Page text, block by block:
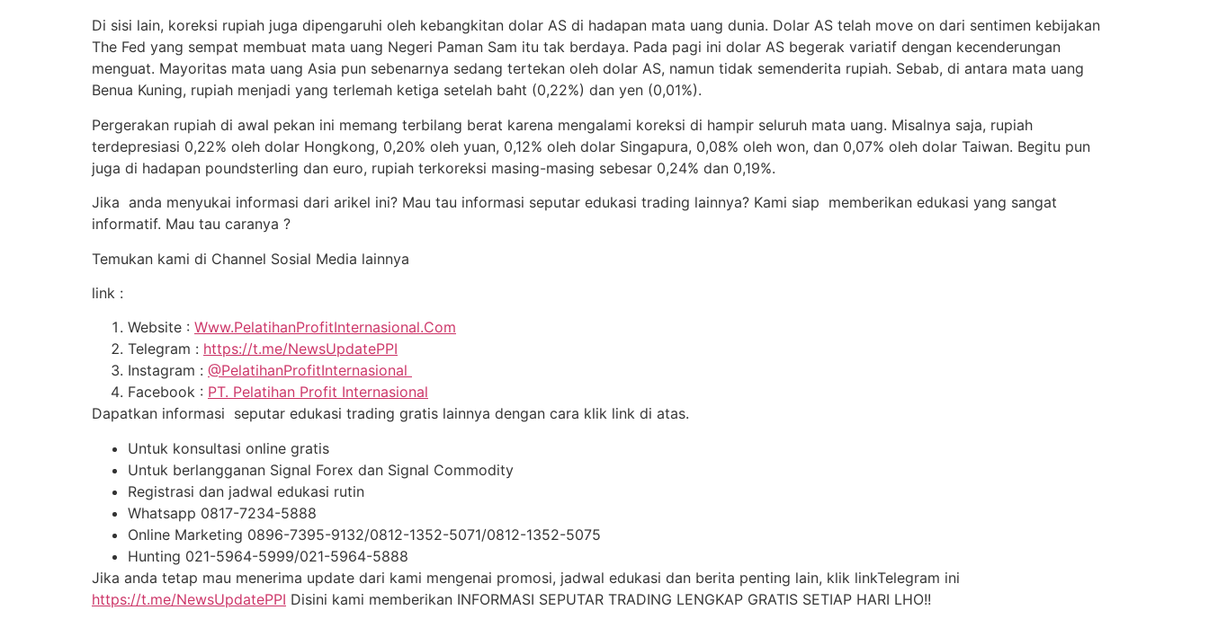
Di sisi lain, koreksi rupiah juga dipengaruhi oleh kebangkitan dolar AS di hadapan mata uang dunia. Dolar AS telah move on dari sentimen kebijakan
The Fed yang sempat membuat mata uang Negeri Paman Sam itu tak berdaya. Pada pagi ini dolar AS begerak variatif dengan kecenderungan
menguat. Mayoritas mata uang Asia pun sebenarnya sedang tertekan oleh dolar AS, namun tidak semenderita rupiah. Sebab, di antara mata uang
Benua Kuning, rupiah menjadi yang terlemah ketiga setelah baht (0,22%) dan yen (0,01%).
Pergerakan rupiah di awal pekan ini memang terbilang berat karena mengalami koreksi di hampir seluruh mata uang. Misalnya saja, rupiah
terdepresiasi 0,22% oleh dolar Hongkong, 0,20% oleh yuan, 0,12% oleh dolar Singapura, 0,08% oleh won, dan 0,07% oleh dolar Taiwan. Begitu pun
juga di hadapan poundsterling dan euro, rupiah terkoreksi masing-masing sebesar 0,24% dan 0,19%.
Jika anda menyukai informasi dari arikel ini? Mau tau informasi seputar edukasi trading lainnya? Kami siap memberikan edukasi yang sangat
informatif. Mau tau caranya ?
Temukan kami di Channel Sosial Media lainnya
link :
Website : Www.PelatihanProfitInternasional.Com
Telegram : https://t.me/NewsUpdatePPI
Instagram : @PelatihanProfitInternasional
Facebook : PT. Pelatihan Profit Internasional
Dapatkan informasi seputar edukasi trading gratis lainnya dengan cara klik link di atas.
Untuk konsultasi online gratis
Untuk berlangganan Signal Forex dan Signal Commodity
Registrasi dan jadwal edukasi rutin
Whatsapp 0817-7234-5888
Online Marketing 0896-7395-9132/0812-1352-5071/0812-1352-5075
Hunting 021-5964-5999/021-5964-5888
Jika anda tetap mau menerima update dari kami mengenai promosi, jadwal edukasi dan berita penting lain, klik linkTelegram ini
https://t.me/NewsUpdatePPI Disini kami memberikan INFORMASI SEPUTAR TRADING LENGKAP GRATIS SETIAP HARI LHO!!